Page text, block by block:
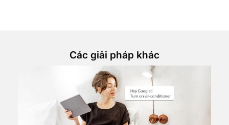
Các giải pháp khác